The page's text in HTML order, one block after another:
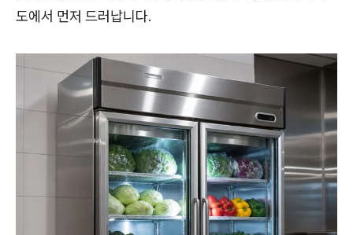
도에서 먼저 드러납니다.